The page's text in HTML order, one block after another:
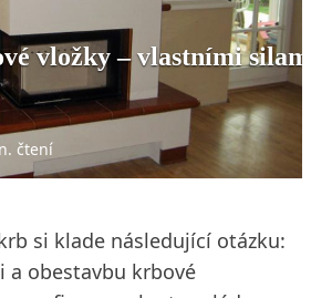
vložky – vlastními
čtení
si klade následující otázku:
a obestavbu krbové